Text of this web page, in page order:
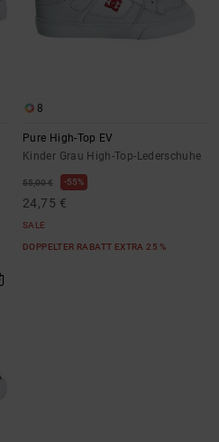
8
Pure High-Top EV
Kinder Grau High-Top-Lederschuhe
55,00 € 55%
24,75 €
SALE
DOPPELTER RABATT EXTRA 25 %